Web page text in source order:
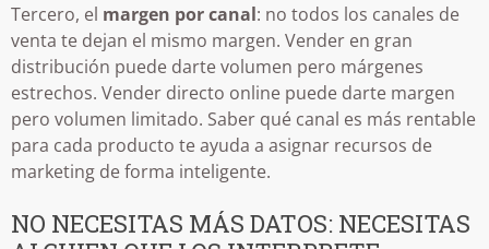
Tercero, el margen por canal: no todos los canales de
venta te dejan el mismo margen. Vender en gran
distribución puede darte volumen pero márgenes
estrechos. Vender directo online puede darte margen
pero volumen limitado. Saber qué canal es más rentable
para cada producto te ayuda a asignar recursos de
marketing de forma inteligente.
NO NECESITAS MÁS DATOS: NECESITAS